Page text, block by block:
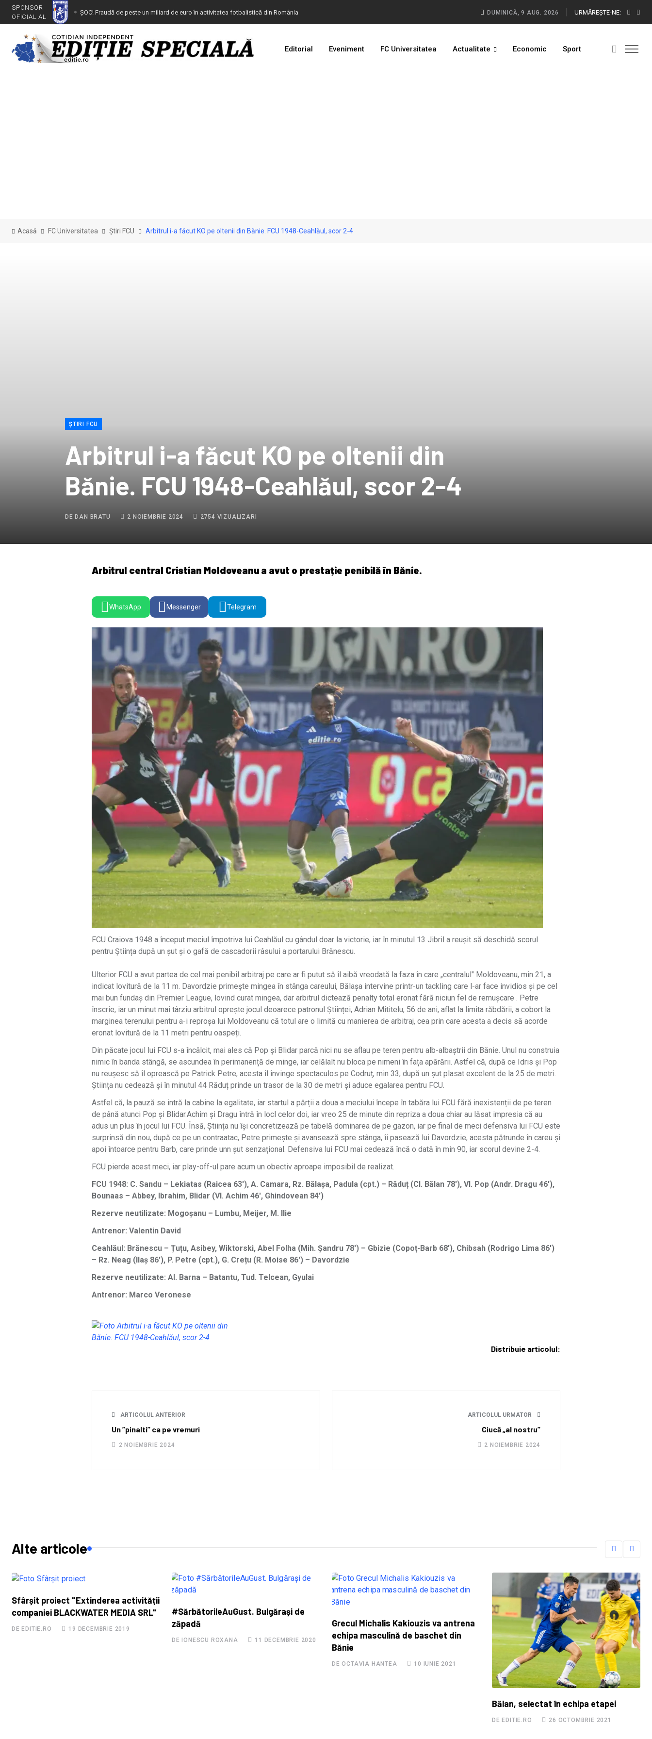
SPONSOR
OFICIAL AL
ȘOC! Fraudă de peste un miliard de euro în activitatea fotbalistică din România
ODISEEA FRF (IV): Începe procesul secolului
DUMINICĂ, 9 AUG. 2026 URMĂREŞTE-NE:
Editorial Eveniment FC Universitatea Actualitate Economic Sport
Acasă FC Universitatea Știri FCU Arbitrul i-a făcut KO pe oltenii din Bănie. FCU 1948-Ceahlăul, scor 2-4
ȘTIRI FCU
Arbitrul i-a făcut KO pe oltenii din
Bănie. FCU 1948-Ceahlăul, scor 2-4
DE DAN BRATU 2 NOIEMBRIE 2024 2754 VIZUALIZARI
Arbitrul central Cristian Moldoveanu a avut o prestație penibilă în Bănie.
WhatsApp Messenger Telegram
FCU Craiova 1948 a început meciul împotriva lui Ceahlăul cu gândul doar la victorie, iar în minutul 13 Jibril a reușit să deschidă scorul
pentru Știința după un șut și o gafă de cascadorii râsului a portarului Brănescu.
Ulterior FCU a avut partea de cel mai penibil arbitraj pe care ar fi putut să îl aibă vreodată la faza în care „centralul" Moldoveanu, min 21, a
indicat lovitură de la 11 m. Davordzie primește mingea în stânga careului, Bălașa intervine printr-un tackling care l-ar face invidios și pe cel
mai bun fundaș din Premier League, lovind curat mingea, dar arbitrul dictează penalty total eronat fără niciun fel de remușcare . Petre
înscrie, iar un minut mai târziu arbitrul oprește jocul deoarece patronul Științei, Adrian Mititelu, 56 de ani, aflat la limita răbdării, a cobort la
marginea terenului pentru a-i reproșa lui Moldoveanu că totul are o limită cu manierea de arbitraj, cea prin care acesta a decis să acorde
eronat lovitură de la 11 metri pentru oaspeți.
Din păcate jocul lui FCU s-a încâlcit, mai ales că Pop și Blidar parcă nici nu se aflau pe teren pentru alb-albaștrii din Bănie. Unul nu construia
nimic în banda stângă, se ascundea în perimanență de minge, iar celălalt nu bloca pe nimeni în fața apărării. Astfel că, după ce Idris și Pop
nu reușesc să îl oprească pe Patrick Petre, acesta îl învinge spectaculos pe Codruț, min 33, după un șut plasat excelent de la 25 de metri.
Știința nu cedează și în minutul 44 Răduț prinde un trasor de la 30 de metri și aduce egalarea pentru FCU.
Astfel că, la pauză se intră la cabine la egalitate, iar startul a părții a doua a meciului începe în tabăra lui FCU fără inexistenții de pe teren
de până atunci Pop și Blidar.Achim și Dragu întră în locl celor doi, iar vreo 25 de minute din repriza a doua chiar au lăsat impresia că au
adus un plus în jocul lui FCU. Însă, Știința nu își concretizează pe tabelă dominarea de pe gazon, iar pe final de meci defensiva lui FCU este
surprinsă din nou, după ce pe un contraatac, Petre primește și avansează spre stânga, îi pasează lui Davordzie, acesta pătrunde în careu și
apoi întoarce pentru Barb, care prinde unn șut senzațional. Defensiva lui FCU mai cedează încă o dată în min 90, iar scorul devine 2-4.
FCU pierde acest meci, iar play-off-ul pare acum un obectiv aproape imposibil de realizat.
FCU 1948: C. Sandu – Lekiatas (Raicea 63′), A. Camara, Rz. Bălașa, Padula (cpt.) – Răduț (Cl. Bălan 78′), Vl. Pop (Andr. Dragu 46′),
Bounaas – Abbey, Ibrahim, Blidar (Vl. Achim 46′, Ghindovean 84′)
Rezerve neutilizate: Mogoșanu – Lumbu, Meijer, M. Ilie
Antrenor: Valentin David
Ceahlăul: Brănescu – Țuțu, Asibey, Wiktorski, Abel Folha (Mih. Șandru 78′) – Gbizie (Copoț-Barb 68′), Chibsah (Rodrigo Lima 86′)
– Rz. Neag (Ilaș 86′), P. Petre (cpt.), G. Crețu (R. Moise 86′) – Davordzie
Rezerve neutilizate: Al. Barna – Batantu, Tud. Telcean, Gyulai
Antrenor: Marco Veronese
Distribuie articolul:
ARTICOLUL ANTERIOR
Un ”pinalti” ca pe vremuri
2 NOIEMBRIE 2024
ARTICOLUL URMATOR
Ciucă „al nostru”
2 NOIEMBRIE 2024
Alte articole
Sfârșit proiect "Extinderea activității
companiei BLACKWATER MEDIA SRL"
DE EDITIE.RO 19 DECEMBRIE 2019
#SărbătorileAuGust. Bulgărași de
zăpadă
DE IONESCU ROXANA 11 DECEMBRIE 2020
Grecul Michalis Kakiouzis va antrena
echipa masculină de baschet din
Bănie
DE OCTAVIA HANTEA 10 IUNIE 2021
Bălan, selectat în echipa etapei
DE EDITIE.RO 26 OCTOMBRIE 2021